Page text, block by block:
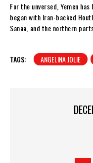
For the unversed, Yemen
began with Iran-backed
Sanaa, and the northern
TAGS: ANGELINA JOLIE